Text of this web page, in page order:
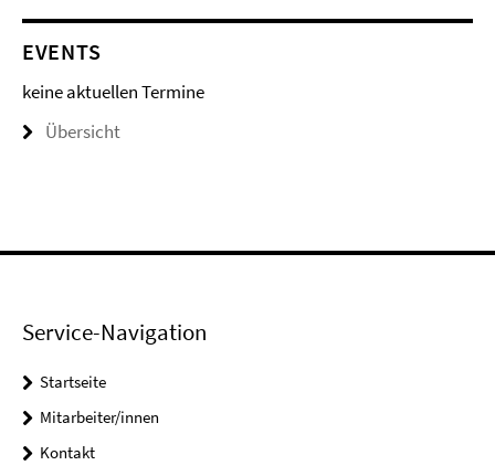
EVENTS
keine aktuellen Termine
Übersicht
Service-Navigation
Startseite
Mitarbeiter/innen
Kontakt